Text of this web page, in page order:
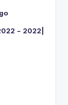
– 2022|